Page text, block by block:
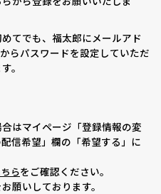
てでも、福太郎にメールアド
からパスワードを設定していただ
。
はマイページ「登録情報の変
信希望」欄の「希望する」に
らをご確認ください。
願いしております。